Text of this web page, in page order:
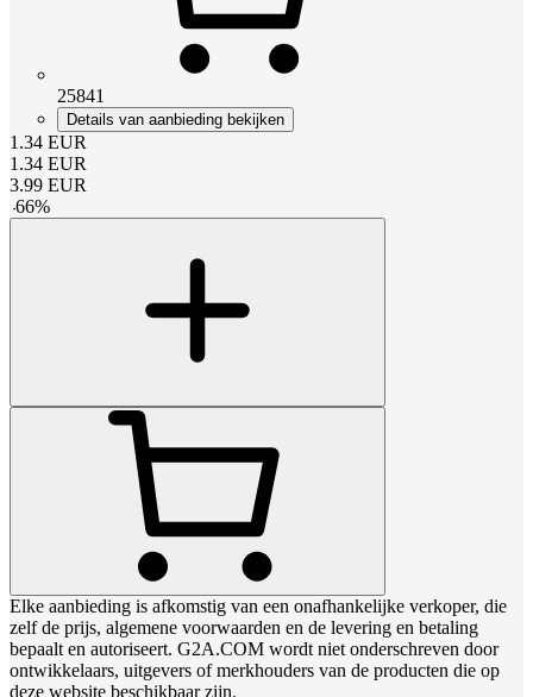
25841
Details van aanbieding bekijken
1.34 EUR
1.34 EUR
3.99 EUR
-66%
Elke aanbieding is afkomstig van een onafhankelijke verkoper, die
zelf de prijs, algemene voorwaarden en de levering en betaling
bepaalt en autoriseert. G2A.COM wordt niet onderschreven door
ontwikkelaars, uitgevers of merkhouders van de producten die op
deze website beschikbaar zijn.